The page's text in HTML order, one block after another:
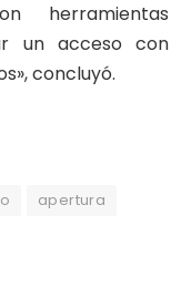
herramientas
un acceso con
concluyó.
apertura